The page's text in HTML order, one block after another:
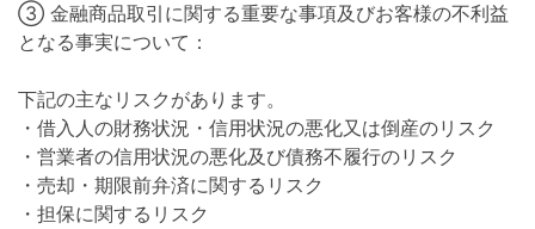
③ 金融商品取引に関する重要な事項及びお客様の不利益
となる事実について：
下記の主なリスクがあります。
・借入人の財務状況・信用状況の悪化又は倒産のリスク
・営業者の信用状況の悪化及び債務不履行のリスク
・売却・期限前弁済に関するリスク
・担保に関するリスク